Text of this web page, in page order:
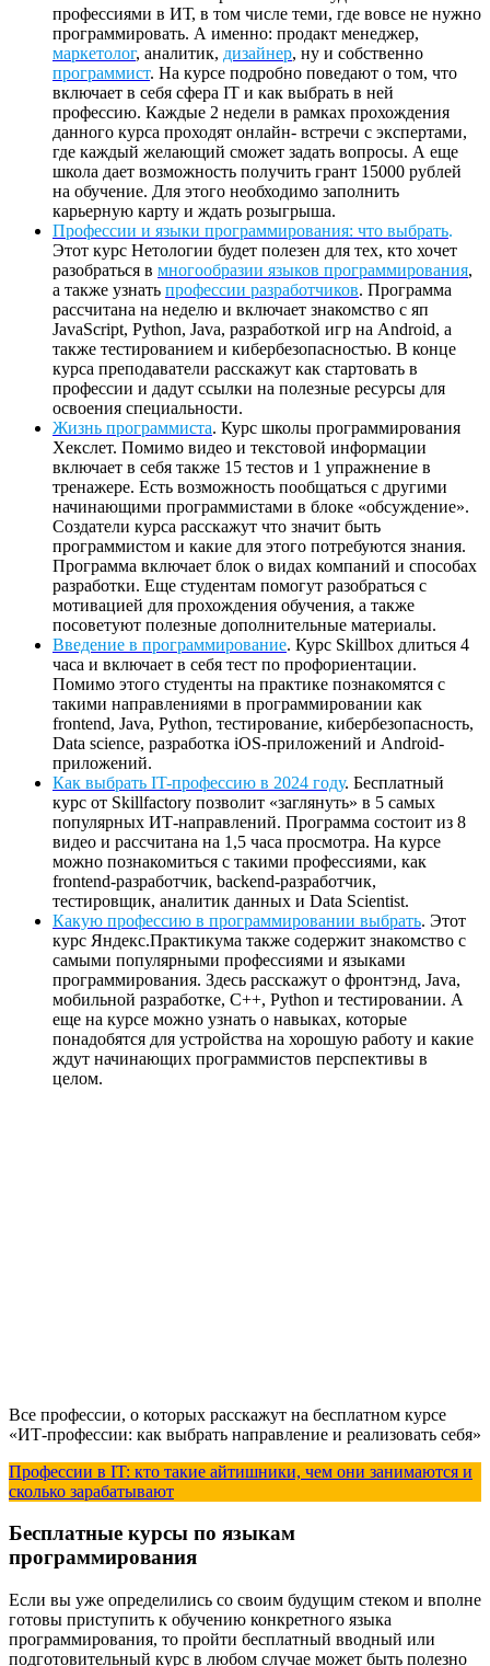
профессиями в ИТ, в том числе теми, где вовсе не нужно
программировать. А именно: продакт менеджер,
маркетолог, аналитик, дизайнер, ну и собственно
программист. На курсе подробно поведают о том, что
включает в себя сфера IT и как выбрать в ней
профессию. Каждые 2 недели в рамках прохождения
данного курса проходят онлайн- встречи с экспертами,
где каждый желающий сможет задать вопросы. А еще
школа дает возможность получить грант 15000 рублей
на обучение. Для этого необходимо заполнить
карьерную карту и ждать розыгрыша.
Профессии и языки программирования: что выбрать.
Этот курс Нетологии будет полезен для тех, кто хочет
разобраться в многообразии языков программирования,
а также узнать профессии разработчиков. Программа
рассчитана на неделю и включает знакомство с яп
JavaScript, Python, Java, разработкой игр на Android, а
также тестированием и кибербезопасностью. В конце
курса преподаватели расскажут как стартовать в
профессии и дадут ссылки на полезные ресурсы для
освоения специальности.
Жизнь программиста. Курс школы программирования
Хекслет. Помимо видео и текстовой информации
включает в себя также 15 тестов и 1 упражнение в
тренажере. Есть возможность пообщаться с другими
начинающими программистами в блоке «обсуждение».
Создатели курса расскажут что значит быть
программистом и какие для этого потребуются знания.
Программа включает блок о видах компаний и способах
разработки. Еще студентам помогут разобраться с
мотивацией для прохождения обучения, а также
посоветуют полезные дополнительные материалы.
Введение ­в программирова­ние. Курс Skillbox длиться 4
часа и включает в себя тест по профориентации.
Помимо этого студенты на практике познакомятся с
такими направлениями в программировании как
frontend, Java, Python, тестирование, кибербезопасность,
Data science, разработка iOS-приложений и Android-
приложений.
Как выбрать IT-профессию в 2024 году. Бесплатный
курс от Skillfactory позволит «заглянуть» в 5 самых
популярных ИТ-направлений. Программа состоит из 8
видео и рассчитана на 1,5 часа просмотра. На курсе
можно познакомиться с такими профессиями, как
frontend-разработчик, backend-разработчик,
тестировщик, аналитик данных и Data Scientist.
Какую профессию в программировании выбрать. Этот
курс Яндекс.Практикума также содержит знакомство с
самыми популярными профессиями и языками
программирования. Здесь расскажут о фронтэнд, Java,
мобильной разработке, С++, Python и тестировании. А
еще на курсе можно узнать о навыках, которые
понадобятся для устройства на хорошую работу и какие
ждут начинающих программистов перспективы в
целом.
Все профессии, о которых расскажут на бесплатном курсе
«ИТ-профессии: как выбрать направление и реализовать себя»
Профессии в IT: кто такие айтишники, чем они занимаются и
сколько зарабатывают
Бесплатные курсы по языкам
программирования
Если вы уже определились со своим будущим стеком и вполне
готовы приступить к обучению конкретного языка
программирования, то пройти бесплатный вводный или
подготовительный курс в любом случае может быть полезно